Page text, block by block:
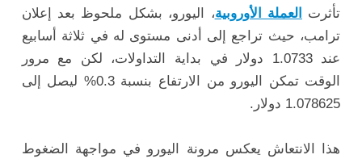
تأثرت العملة الأوروبية، اليورو، بشكل ملحوظ بعد إعلان
ترامب، حيث تراجع إلى أدنى مستوى له في ثلاثة أسابيع
عند 1.0733 دولار في بداية التداولات، لكن مع مرور
الوقت تمكن اليورو من الارتفاع بنسبة 0.3% ليصل إلى
1.078625 دولار.
هذا الانتعاش يعكس مرونة اليورو في مواجهة الضغوط